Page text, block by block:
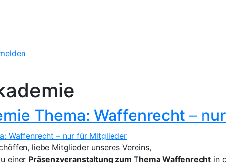
Thema: Waffenrecht –
liebe Mitglieder unseres Vereins,
einer Präsenzveranstaltung zum Thema Waffenrecht in